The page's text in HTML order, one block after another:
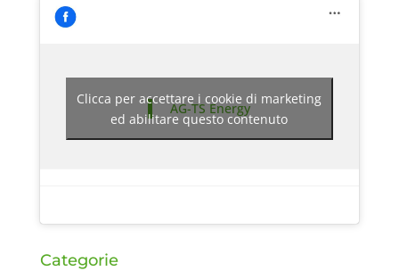
AG-TS Energy
Clicca per accettare i cookie di marketing
ed abilitare questo contenuto
Categorie